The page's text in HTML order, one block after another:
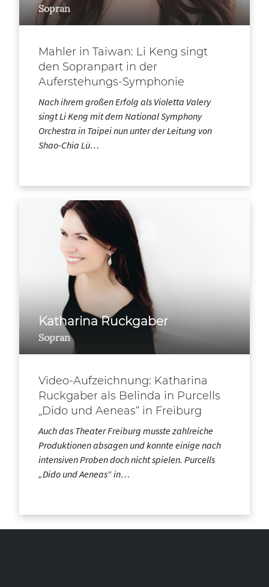
Sopran
Mahler in Taiwan: Li Keng singt
den Sopranpart in der
Auferstehungs-Symphonie
Nach ihrem großen Erfolg als Violetta Valery
singt Li Keng mit dem National Symphony
Orchestra in Taipei nun unter der Leitung von
Shao-Chia Lü…
Katharina Ruckgaber
Sopran
Video-Aufzeichnung: Katharina
Ruckgaber als Belinda in Purcells
„Dido und Aeneas“ in Freiburg
Auch das Theater Freiburg musste zahlreiche
Produktionen absagen und konnte einige nach
intensiven Proben doch nicht spielen. Purcells
„Dido und Aeneas“ in…